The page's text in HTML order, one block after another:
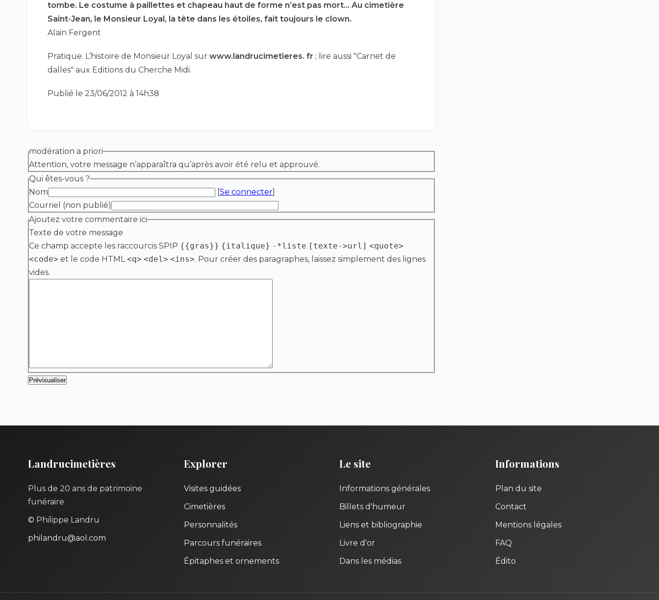
tombe. Le costume à paillettes et chapeau haut de forme n’est pas mort... Au cimetière
Saint-Jean, le Monsieur Loyal, la tête dans les étoiles, fait toujours le clown.
Alain Fergent
Pratique. L’histoire de Monsieur Loyal sur www.landrucimetieres. fr ; lire aussi "Carnet de
dalles" aux Editions du Cherche Midi.
Publié le 23/06/2012 à 14h38
modération a priori
Attention, votre message n’apparaîtra qu’après avoir été relu et approuvé.
Qui êtes-vous ?
Nom
[Se connecter]
Courriel (non publié)
Ajoutez votre commentaire ici
Texte de votre message
Ce champ accepte les raccourcis SPIP {{gras}} {italique} -*liste [texte->url] <quote>
<code> et le code HTML<q> <del> <ins>. Pour créer des paragraphes, laissez simplement des lignes
vides.
Landrucimetières
Plus de 20 ans de patrimoine
funéraire
© Philippe Landru
philandru@aol.com
Explorer
Visites guidées
Cimetières
Personnalités
Parcours funéraires
Épitaphes et ornements
Le site
Informations générales
Billets d'humeur
Liens et bibliographie
Livre d'or
Dans les médias
Informations
Plan du site
Contact
Mentions légales
FAQ
Édito